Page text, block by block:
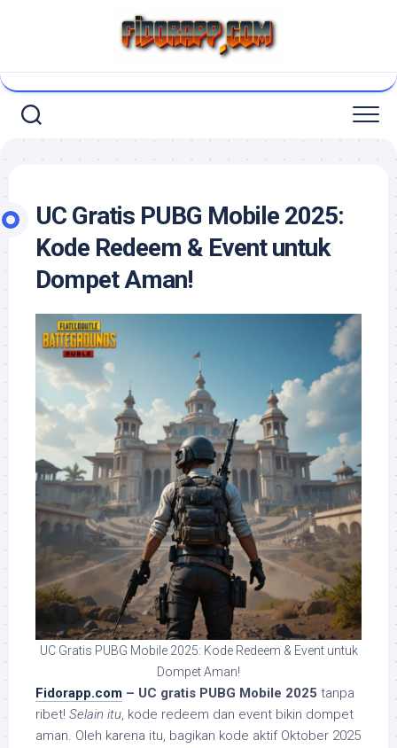
UC Gratis PUBG Mobile 2025:
Kode Redeem & Event untuk
Dompet Aman!
UC Gratis PUBG Mobile 2025: Kode Redeem & Event untuk
Dompet Aman!
Fidorapp.com – UC gratis PUBG Mobile 2025 tanpa
ribet! Selain itu, kode redeem dan event bikin dompet
aman. Oleh karena itu, bagikan kode aktif Oktober 2025